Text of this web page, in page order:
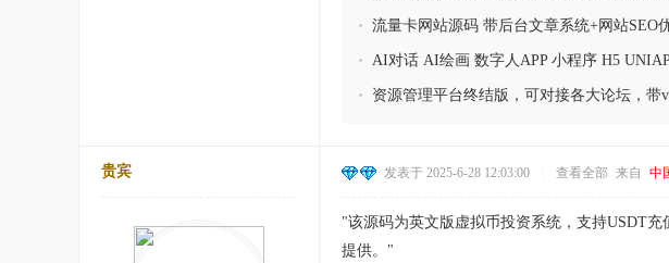
带预约功能
• 流量卡网站源码 带后台文章系统+网站SEO
• AI对话 AI绘画 数字人APP 小程序 H5
• 资源管理平台终结版，可对接各大论坛，带
贵宾 发表于 2025-6-28 12:03:00 查看全部 来自 中
"该源码为英文版虚拟币投资系统，支持USDT
提供。"